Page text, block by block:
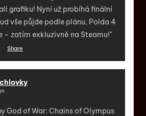
grafiku! Nyní už probíhá finální
vše půjde podle plánu, Polda 4
– zatím exkluzivně na Steamu!"
· Share
God of War: Chains of Olympus